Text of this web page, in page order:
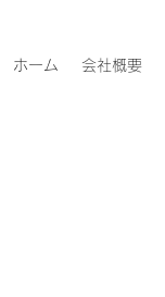
ホーム 会社概要